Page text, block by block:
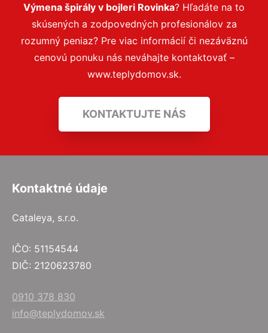
Výmena špirály v bojleri Rovinka? Hľadáte na to
skúsených a zodpovedných profesionálov za
rozumný peniaz? Pre viac informácií či nezáväznú
cenovú ponuku nás neváhajte kontaktovať –
www.teplydomov.sk.
KONTAKTUJTE NÁS
Kontaktné údaje
Cataleya, s.r.o.
IČO: 51154544
DIČ: 2120623780
0910 378 830
info@teplydomov.sk